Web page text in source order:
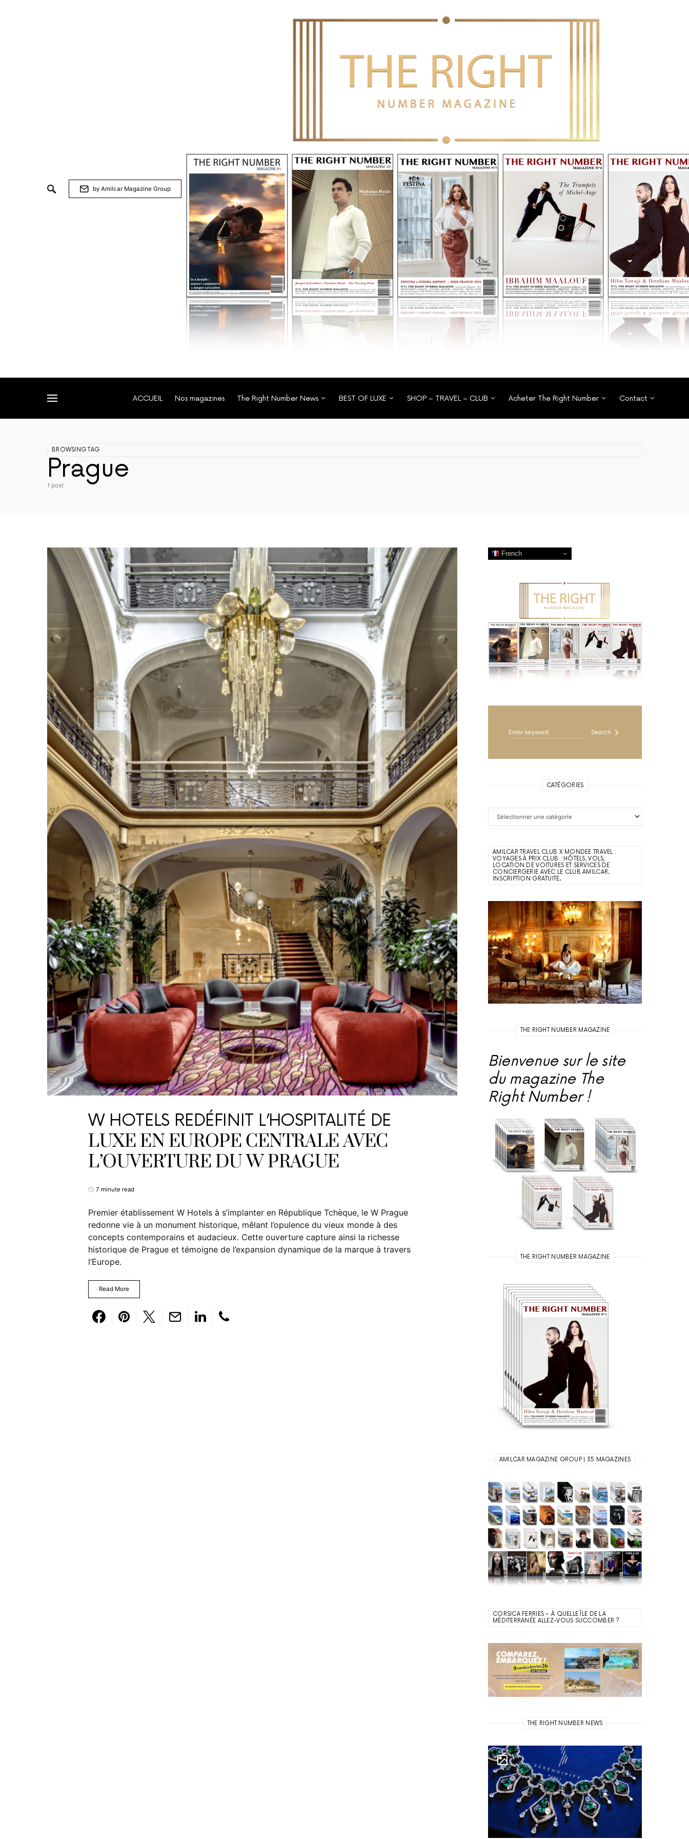
by Amilcar Magazine Group
ACCUEIL Nos magazines The Right Number News BEST OF LUXE SHOP – TRAVEL – CLUB Acheter The Right Number Contact
BROWSING TAG
Prague
1 post
W HOTELS REDÉFINIT L’HOSPITALITÉ DE
LUXE EN EUROPE CENTRALE AVEC
L’OUVERTURE DU W PRAGUE
7 minute read
Premier établissement W Hotels à s’implanter en République Tchèque, le W Prague
redonne vie à un monument historique, mêlant l’opulence du vieux monde à des
concepts contemporains et audacieux. Cette ouverture capture ainsi la richesse
historique de Prague et témoigne de l’expansion dynamique de la marque à travers
l’Europe.
Read More
French
Search
CATÉGORIES
AMILCAR TRAVEL CLUB X MONDEE TRAVEL :
VOYAGES À PRIX CLUB : HÔTELS, VOLS,
LOCATION DE VOITURES ET SERVICES DE
CONCIERGERIE AVEC LE CLUB AMILCAR.
INSCRIPTION GRATUITE.
THE RIGHT NUMBER MAGAZINE
Bienvenue sur le site
du magazine The
Right Number !
THE RIGHT NUMBER MAGAZINE
AMILCAR MAGAZINE GROUP | 35 MAGAZINES
CORSICA FERRIES – À QUELLE ÎLE DE LA
MÉDITERRANÉE ALLEZ-VOUS SUCCOMBER ?
THE RIGHT NUMBER NEWS